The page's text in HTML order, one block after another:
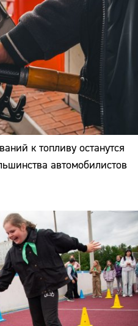
к топливу останутся
автомобилистов